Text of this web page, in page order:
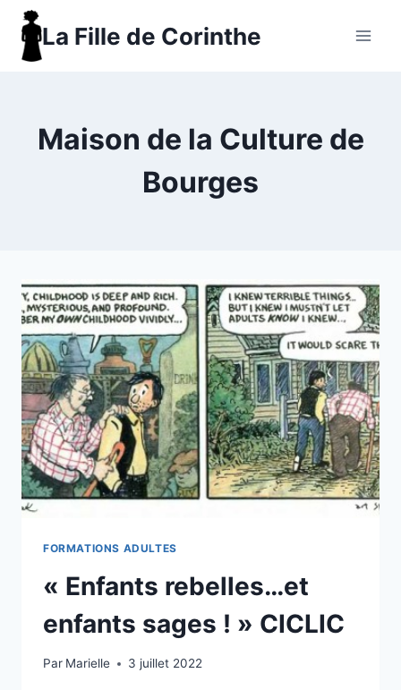
Aller
contenu
La Fille de Corinthe
Maison de la Culture de
Bourges
FORMATIONS ADULTES
« Enfants rebelles…et
enfants sages ! » CICLIC
Par Marielle 3 juillet 2022